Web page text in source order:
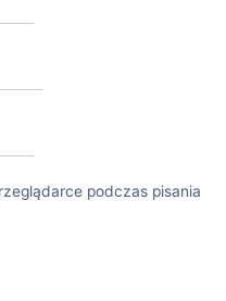
podczas pisania